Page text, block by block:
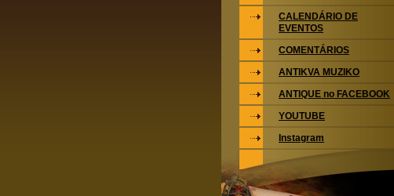
CALENDÁRIO DE
EVENTOS
COMENTÁRIOS
ANTIKVA MUZIKO
ANTIQUE no FACEBOOK
YOUTUBE
Instagram